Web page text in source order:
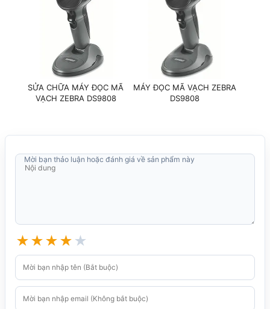
SỬA CHỮA MÁY ĐỌC MÃ
VẠCH ZEBRA DS9808
MÁY ĐỌC MÃ VẠCH ZEBRA
DS9808
★★★★ ★
Mời bạn thảo luận hoặc đánh giá về sản phẩm này